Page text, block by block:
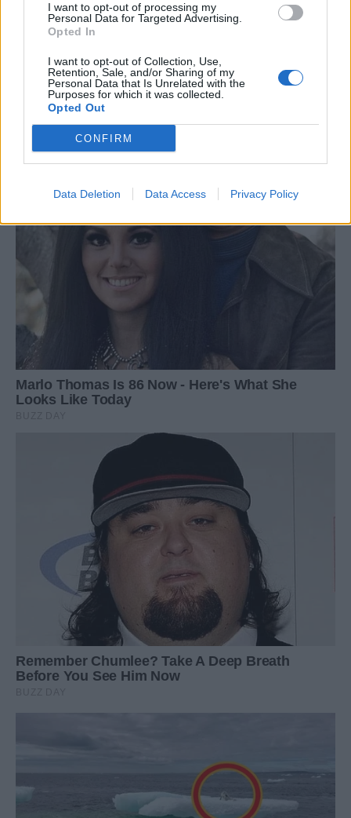
I want to opt-out of processing my
Personal Data for Targeted Advertising.
Opted In
I want to opt-out of Collection, Use,
Retention, Sale, and/or Sharing of my
Personal Data that Is Unrelated with the
Purposes for which it was collected.
Opted Out
CONFIRM
Data Deletion Data Access Privacy Policy